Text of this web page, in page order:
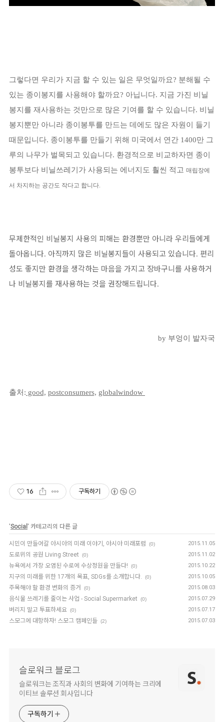
그렇다면 우리가 지금 할 수 있는 일은 무엇일까요? 분해될 수
있는 종이봉지를 사용해야 할까요? 아닙니다. 지금 가진 비닐
봉지를 재사용하는 것만으로 많은 기여를 할 수 있습니다. 비닐
봉지뿐만 아니라 종이봉투를 만드는 데에도 많은 자원이 들기
때문입니다. 종이봉투를 만들기 위해 미국에서 연간 1400만 그
루의 나무가 벌목되고 있습니다. 환경적으로 비교하자면 종이
봉투보다 비닐쓰레기가 사용되는 에너지도 훨씬 적고 매립장에
서 차지하는 공간도 작다고 합니다.
무제한적인 비닐봉지 사용의 피해는 환경뿐만 아니라 우리들에게
돌아옵니다. 아직까지 많은 비닐봉지들이 사용되고 있습니다. 편리
성도 좋지만 환경을 생각하는 마음을 가지고 장바구니를 사용하거
나 비닐봉지를 재사용하는 것을 권장해드립니다.
by 부엉이 발자국
출처: good, postconsumers, globalwindow
16 구독하기
'Social ' 카테고리의 다른 글
시민이 만들어갈 아시아의 미래 이야기, 아시아 미래포럼 (0) 2015.11.05
도로위의 공원 Living Street (0) 2015.11.02
뉴욕에서 가장 오염된 수로에 수상정원을 만들다! (0) 2015.10.22
지구의 미래를 위한 17개의 목표, SDGs를 소개합니다. (0) 2015.10.05
주목해야 할 환경 변화의 증거 (0) 2015.08.03
음식물 쓰레기를 줄이는 사업 - Social Supermarket (0) 2015.07.29
버리지 말고 투표하세요 (0) 2015.07.17
스모그에 대항하자! 스모그 캠페인들 (2) 2015.07.03
슬로워크 블로그
슬로워크는 조직과 사회의 변화에 기여하는 크리에
이티브 솔루션 회사입니다
구독하기